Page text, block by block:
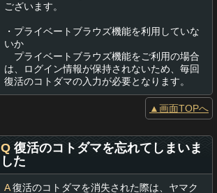
ございます。
・プライベートブラウズ機能を利用していな
いか
プライベートブラウズ機能をご利用の場合
は、ログイン情報が保持されないため、毎回
復活のコトダマの入力が必要となります。
▲画面TOPへ
Q 復活のコトダマを忘れてしまいま
した
A復活のコトダマを消失された際は、ヤマク